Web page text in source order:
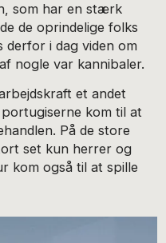
som har en stærk
de oprindelige folks
derfor i dag viden om
nogle var kannibaler.
et andet
kom til at
På de store
set kun herrer og
kom også til at spille